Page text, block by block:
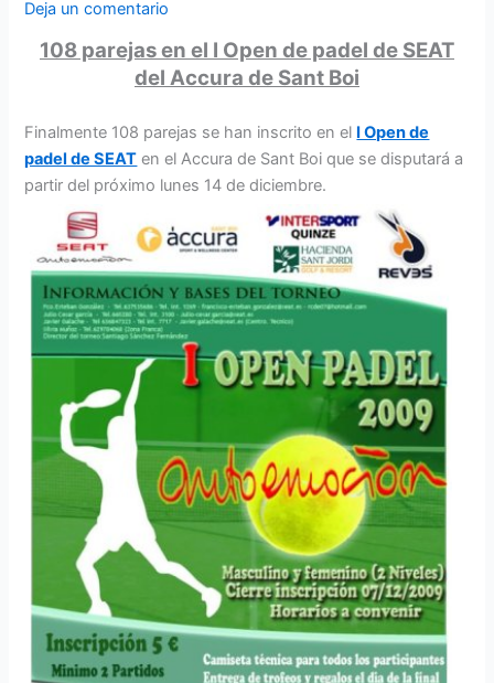
Deja un comentario
108 parejas en el I Open de padel de SEAT
del Accura de Sant Boi
Finalmente 108 parejas se han inscrito en el I Open de
padel de SEAT en el Accura de Sant Boi que se disputará a
partir del próximo lunes 14 de diciembre.